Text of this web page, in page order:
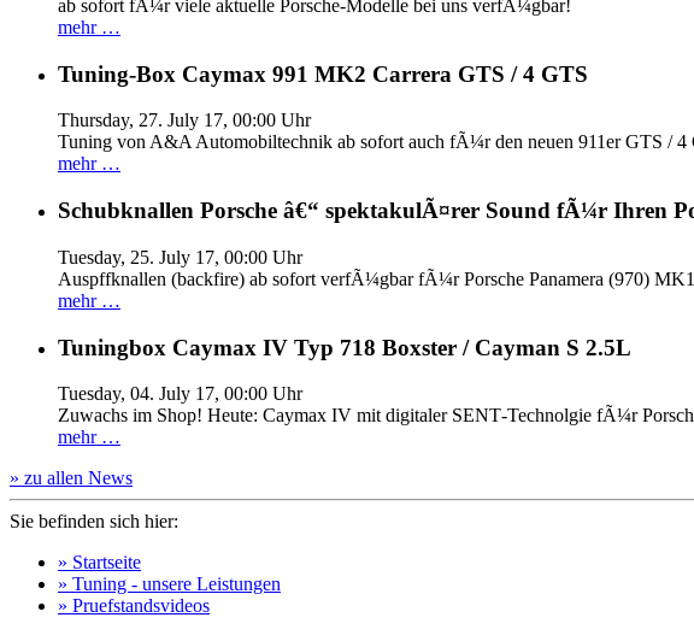
ab sofort fÃ¼r viele aktuelle Porsche-Modelle bei uns verfÃ¼gbar!
mehr …
Tuning-Box Caymax 991 MK2 Carrera GTS / 4 GTS
Thursday, 27. July 17, 00:00 Uhr
Tuning von A&A Automobiltechnik ab sofort auch fÃ¼r den neuen 911er GTS / 4
mehr …
Schubknallen Porsche â€“ spektakulÃ¤rer Sound fÃ¼r Ihren
Tuesday, 25. July 17, 00:00 Uhr
Auspffknallen (backfire) ab sofort verfÃ¼gbar fÃ¼r Porsche Panamera (970)
mehr …
Tuningbox Caymax IV Typ 718 Boxster / Cayman S 2.5L
Tuesday, 04. July 17, 00:00 Uhr
Zuwachs im Shop! Heute: Caymax IV mit digitaler SENT‐Technolgie fÃ¼r
mehr …
» zu allen News
Sie befinden sich hier:
» Startseite
» Tuning - unsere Leistungen
» Pruefstandsvideos